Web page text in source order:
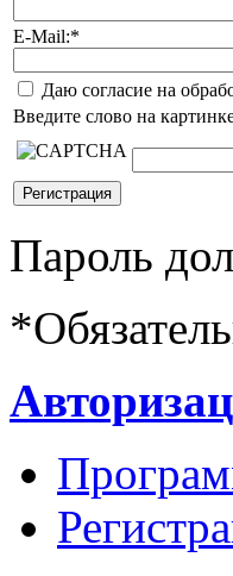
E-Mail:*
Даю согласие на
Введите слово на
Пароль
*